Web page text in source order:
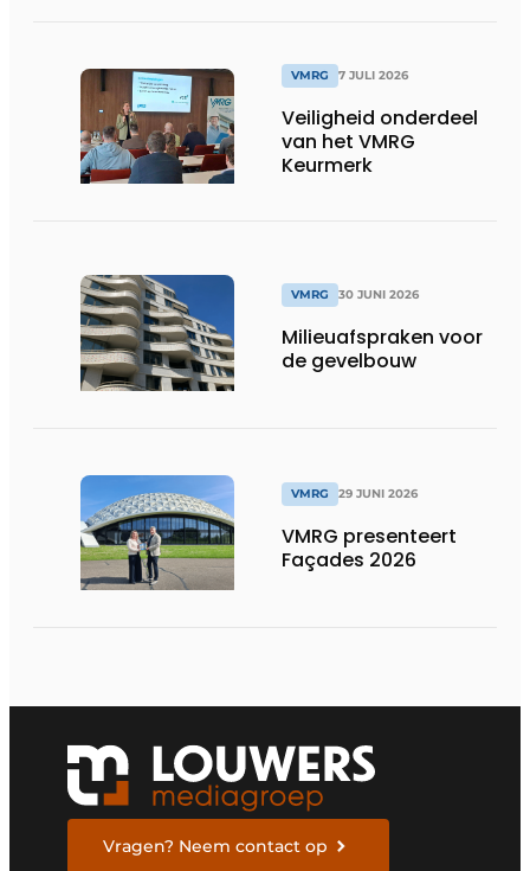
VMRG 7 JULI 2026
Veiligheid onderdeel
van het VMRG
Keurmerk
VMRG 30 JUNI 2026
Milieuafspraken voor
de gevelbouw
VMRG 29 JUNI 2026
VMRG presenteert
Façades 2026
Vragen? Neem contact op